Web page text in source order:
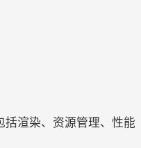
渲染、资源管理、性能